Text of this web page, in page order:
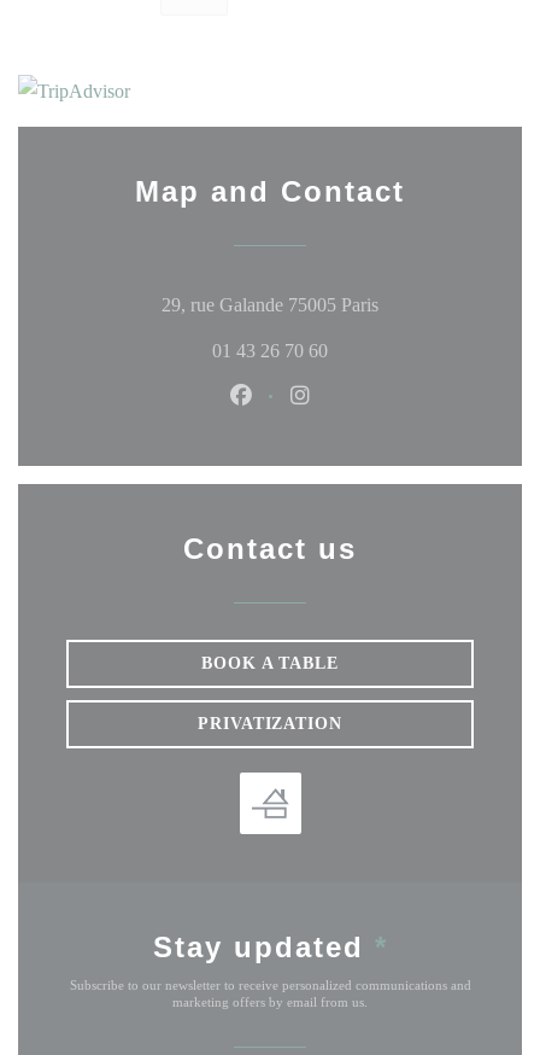
Map and Contact
29, rue Galande 75005 Paris((opens in a new
01 43 26 70 60
Facebook ((opens in a new
Contact us
BOOK A TABLE
PRIVATIZATION
Stay updated *
Subscribe to our newsletter to receive personalized communications and
marketing offers by email from us.